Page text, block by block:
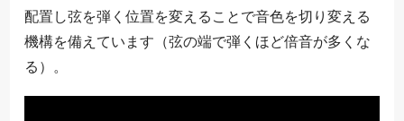
配置し弦を弾く位置を変えることで音色を切り変える
機構を備えています（弦の端で弾くほど倍音が多くな
る）。